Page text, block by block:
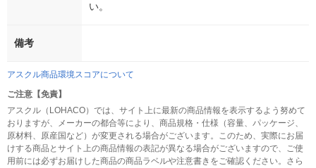
い。
備考
アスクル商品環境スコアについて
ご注意【免責】
アスクル（LOHACO）では、サイト上に最新の商品情報を表示するよう努めて
おりますが、メーカーの都合等により、商品規格・仕様（容量、パッケージ、
原材料、原産国など）が変更される場合がございます。このため、実際にお届
けする商品とサイト上の商品情報の表記が異なる場合がございますので、ご使
用前には必ずお届けした商品の商品ラベルや注意書きをご確認ください。さら